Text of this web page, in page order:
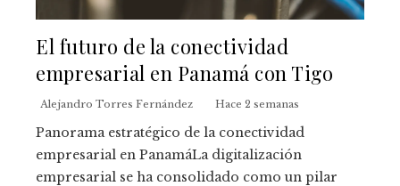
El futuro de la conectividad
empresarial en Panamá con Tigo
Alejandro Torres Fernández Hace 2 semanas
Panorama estratégico de la conectividad
empresarial en PanamáLa digitalización
empresarial se ha consolidado como un pilar